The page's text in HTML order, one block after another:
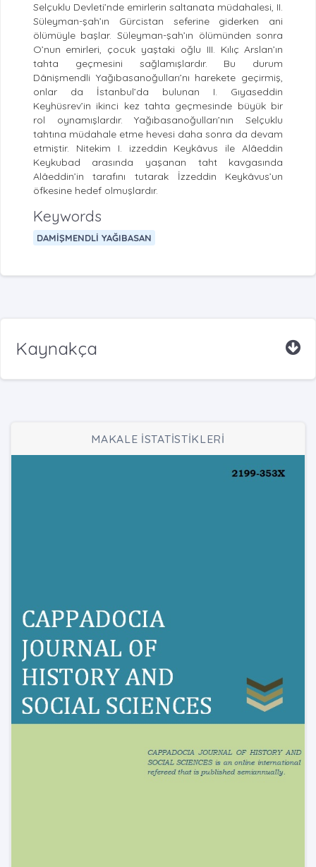
Selçuklu Devleti’nde emirlerin saltanata müdahalesi, II.
Süleyman-şah’ın Gürcistan seferine giderken ani
ölümüyle başlar. Süleyman-şah’ın ölümünden sonra
O’nun emirleri, çocuk yaştaki oğlu III. Kılıç Arslan’ın
tahta geçmesini sağlamışlardır. Bu durum
Dânişmendli Yağıbasanoğulları’nı harekete geçirmiş,
onlar da İstanbul’da bulunan I. Gıyaseddin
Keyhüsrev’in ikinci kez tahta geçmesinde büyük bir
rol oynamışlardır. Yağıbasanoğulları’nın Selçuklu
tahtına müdahale etme hevesi daha sonra da devam
etmiştir. Nitekim I. izzeddin Keykâvus ile Alâeddin
Keykubad arasında yaşanan taht kavgasında
Alâeddin’in tarafını tutarak İzzeddin Keykâvus’un
öfkesine hedef olmuşlardır.
Keywords
DAMİŞMENDLİ YAĞIBASAN
Kaynakça
MAKALE İSTATİSTİKLERİ